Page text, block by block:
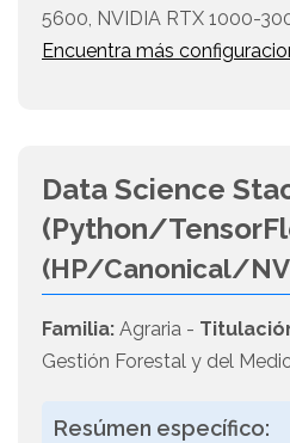
5600, NVIDIA RTX 1000-
Encuentra más
Data Science
(Python/
(HP/Canonical/
Familia: Agraria -
Gestión Forestal y del
Resúmen específico: